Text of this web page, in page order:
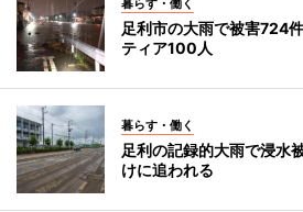
暮らす・働く
足利市の大雨で被害724
ティア100人
暮らす・働く
足利の記録的大雨で浸
けに追われる